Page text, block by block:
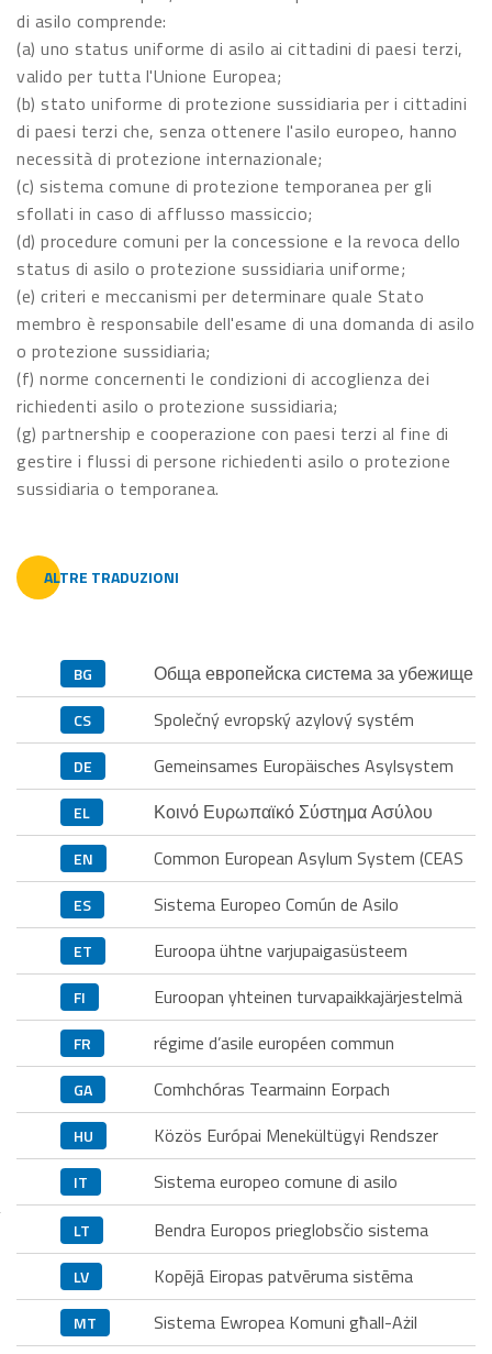
di asilo comprende:
(a) uno status uniforme di asilo ai cittadini di paesi terzi,
valido per tutta l'Unione Europea;
(b) stato uniforme di protezione sussidiaria per i cittadini
di paesi terzi che, senza ottenere l'asilo europeo, hanno
necessità di protezione internazionale;
(c) sistema comune di protezione temporanea per gli
sfollati in caso di afflusso massiccio;
(d) procedure comuni per la concessione e la revoca dello
status di asilo o protezione sussidiaria uniforme;
(e) criteri e meccanismi per determinare quale Stato
membro è responsabile dell'esame di una domanda di asilo
o protezione sussidiaria;
(f) norme concernenti le condizioni di accoglienza dei
richiedenti asilo o protezione sussidiaria;
(g) partnership e cooperazione con paesi terzi al fine di
gestire i flussi di persone richiedenti asilo o protezione
sussidiaria o temporanea.
ALTRE TRADUZIONI
BG Обща европейска система за убежище
CS Společný evropský azylový systém
DE Gemeinsames Europäisches Asylsystem
EL Κοινό Ευρωπαϊκό Σύστημα Ασύλου
EN Common European Asylum System (CEAS
ES Sistema Europeo Común de Asilo
ET Euroopa ühtne varjupaigasüsteem
FI Euroopan yhteinen turvapaikkajärjestelmä
FR régime d’asile européen commun
GA Comhchóras Tearmainn Eorpach
HU Közös Európai Menekültügyi Rendszer
IT Sistema europeo comune di asilo
LT Bendra Europos prieglobsčio sistema
LV Kopējā Eiropas patvēruma sistēma
MT Sistema Ewropea Komuni għall-Ażil